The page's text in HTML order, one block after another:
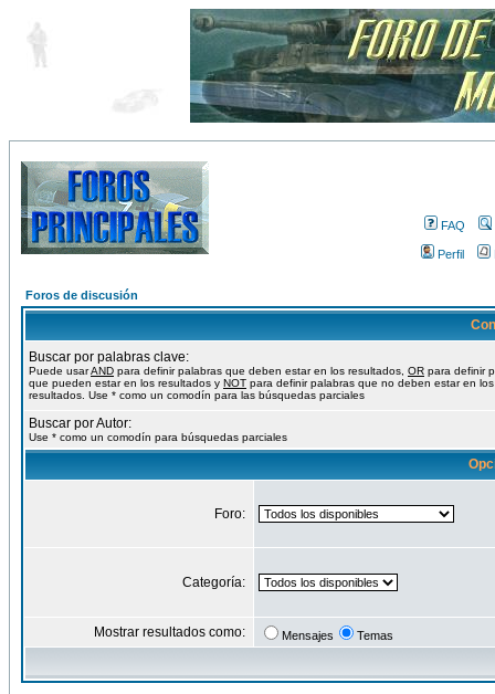
FAQ
Perfil
Foros de discusión
Buscar por palabras clave:
Puede usarAND para definir palabras que deben estar en los resultados, OR para definir
que pueden estar en los resultados y NOT para definir palabras que no deben estar en los
resultados. Use * como un comodín para las búsquedas parciales
Buscar por Autor:
Use * como un comodín para búsquedas parciales
Foro:
Categoría:
Mostrar resultados como: Mensajes Temas